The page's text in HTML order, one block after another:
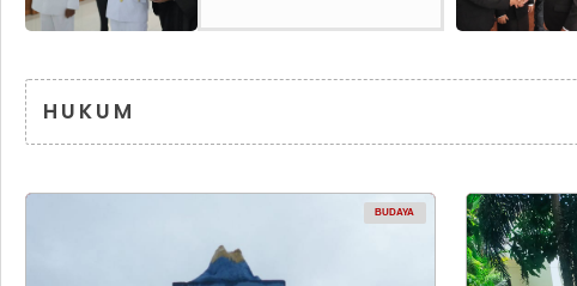
HUKUM
BUDAYA